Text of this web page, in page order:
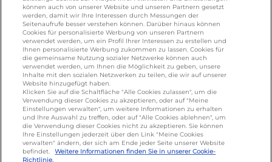
Omira Bodenseemilch GmbH - Tel: +49
(0)751 887 366 /omira.de
Cookie Richtlinie/Sitemap/Datenschutz
Impressum/AGB
können auch von unserer Website und unseren Partnern gesetzt
werden, damit wir Ihre Interessen durch Messungen der
Seitenaufrufe besser verstehen können. Darüber hinaus können
Cookies für personalisierte Werbung von unseren Partnern
verwendet werden, um ein Profil Ihrer Interessen zu erstellen und
Ihnen personalisierte Werbung zukommen zu lassen. Cookies für
die gemeinsame Nutzung sozialer Netzwerke können auch
verwendet werden, um Ihnen die Möglichkeit zu geben, unsere
Inhalte mit den sozialen Netzwerken zu teilen, die wir auf unserer
Website hinzugefügt haben.
Klicken Sie auf die Schaltfläche "Alle Cookies zulassen", um die
Verwendung dieser Cookies zu akzeptieren, oder auf "Meine
Einstellungen verwalten", um weitere Informationen zu erhalten
und Ihre Auswahl zu treffen, oder auf "Alle Cookies ablehnen", um
die Verwendung dieser Cookies nicht zu akzeptieren. Sie können
Ihre Einstellungen jederzeit über den Link "Meine Cookies
verwalten" ändern, der sich am Ende jeder Seite unserer Website
befindet.
Weitere Informationen finden Sie in unserer Cookie-
Richtlinie.